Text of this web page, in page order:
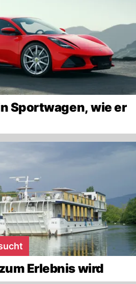
Sportwagen, wie er
Erlebnis wird